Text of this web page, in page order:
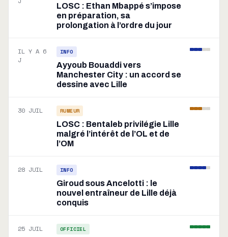
LOSC : Ethan Mbappé s’impose
en préparation, sa
prolongation à l’ordre du jour
IL Y A 6
J
INFO
Ayyoub Bouaddi vers
Manchester City : un accord se
dessine avec Lille
30 JUIL RUMEUR
LOSC : Bentaleb privilégie Lille
malgré l’intérêt de l’OL et de
l’OM
28 JUIL INFO
Giroud sous Ancelotti : le
nouvel entraîneur de Lille déjà
conquis
25 JUIL OFFICIEL